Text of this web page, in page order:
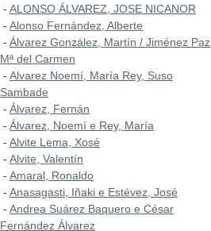
- ALONSO ÁLVAREZ, JOSE NICANOR
- Alonso Fernández, Alberte
- Álvarez González, Martín / Jiménez Paz,
Mª del Carmen
- Alvarez Noemí, María Rey, Suso
Sambade
- Álvarez, Fernán
- Álvarez, Noemí e Rey, María
- Alvite Lema, Xosé
- Alvite, Valentín
- Amaral, Ronaldo
- Anasagasti, Iñaki e Estévez, José
- Andrea Suárez Baquero e César
Fernández Álvarez